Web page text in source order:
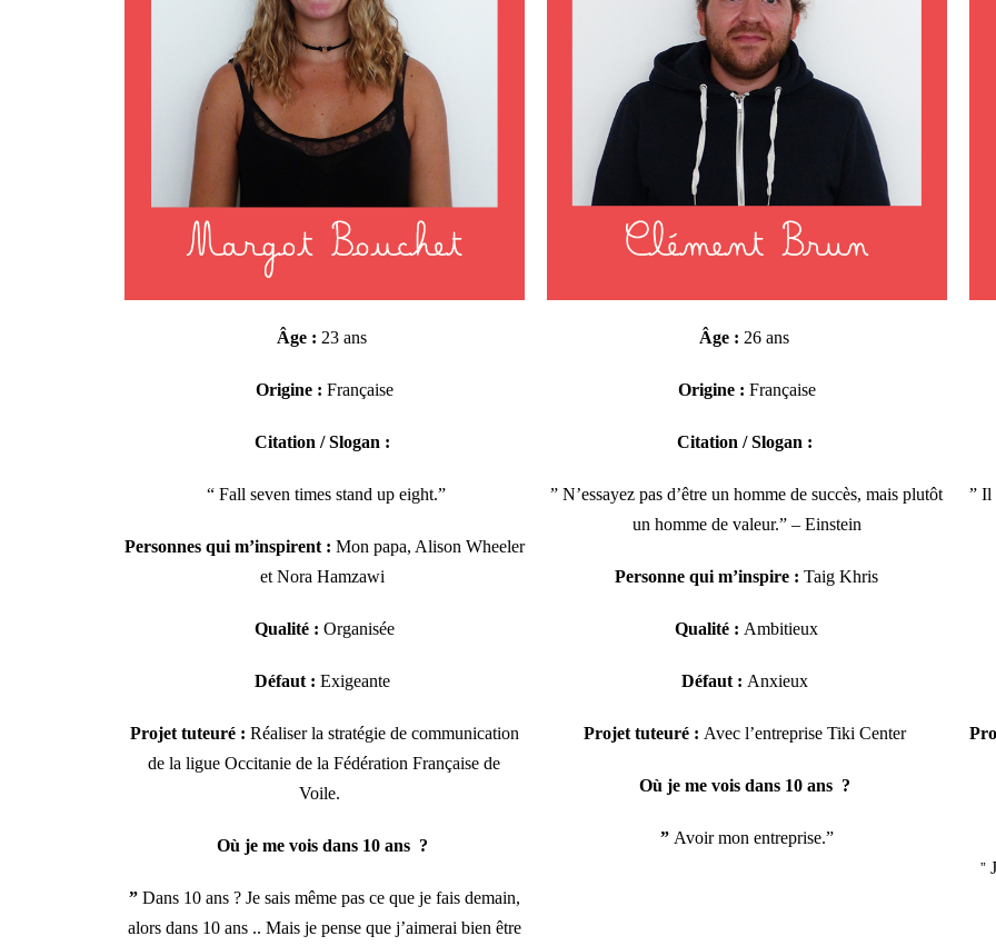
Âge : 23 ans
Origine : Française
Citation / Slogan :
“ Fall seven times stand up eight.”
Personnes qui m’inspirent : Mon papa, Alison Wheeler
et Nora Hamzawi
Qualité : Organisée
Défaut : Exigeante
Projet tuteuré: Réaliser la stratégie de communication
de la ligue Occitanie de la Fédération Française de
Voile.
Où je me vois dans 10 ans ?
” Dans 10 ans ? Je sais même pas ce que je fais demain,
alors dans 10 ans .. Mais je pense que j’aimerai bien être
Âge : 26 ans
Origine : Française
Citation / Slogan :
” N’essayez pas d’être un homme de succès, mais plutôt
un homme de valeur.” – Einstein
Personne qui m’inspire : Taig Khris
Qualité : Ambitieux
Défaut : Anxieux
Projet tuteuré: Avec l’entreprise Tiki Center
Où je me vois dans 10 ans ?
” Avoir mon entreprise.”
” Il
”